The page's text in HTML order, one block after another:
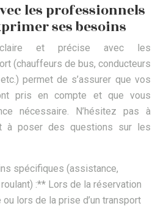
les professionnels
ses besoins
claire et précise avec les
(chauffeurs de bus, conducteurs
permet de s’assurer que vos
pris en compte et que vous
nécessaire. N’hésitez pas à
à poser des questions sur les
spécifiques (assistance,
:** Lors de la réservation
ou lors de la prise d’un transport